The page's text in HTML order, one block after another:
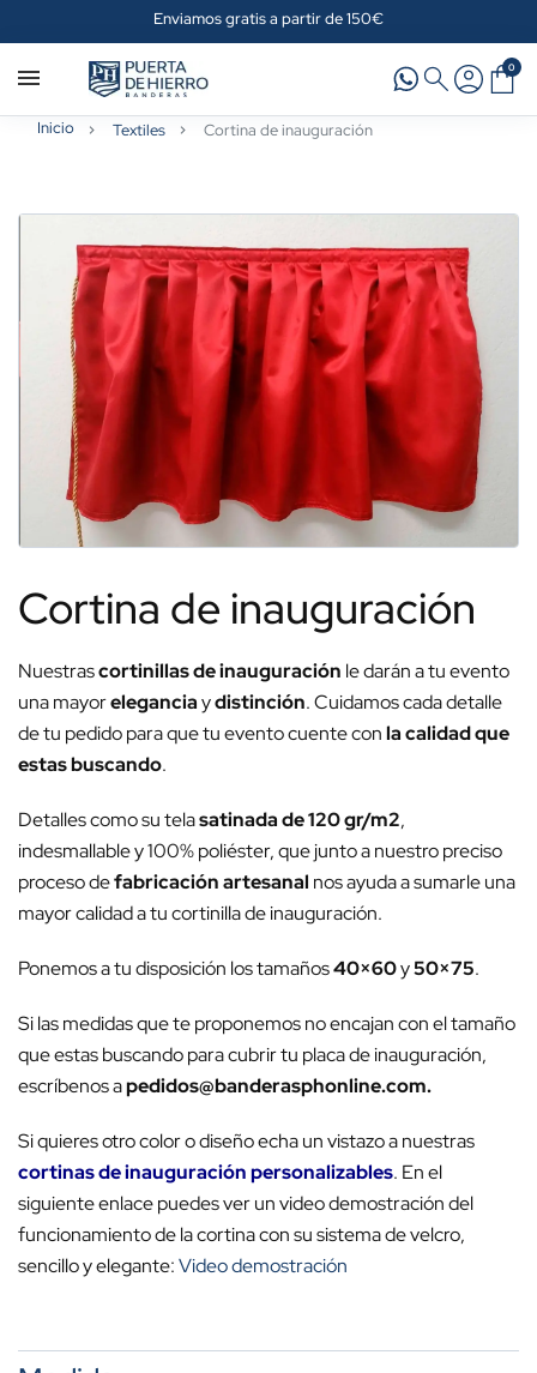
Enviamos gratis a partir de 150€
0
Inicio Textiles Cortina de inauguración
Cortina de inauguración
Nuestrascortinillas de inauguración le darán a tu evento
una mayoreleganciaydistinción. Cuidamos cada detalle
de tu pedido para que tu evento cuente conla calidad que
estas buscando.
Detalles como su telasatinada de 120 gr/m2,
indesmallable y 100% poliéster, que junto a nuestro preciso
proceso defabricación artesanal nos ayuda a sumarle una
mayor calidad a tu cortinilla de inauguración.
Ponemos a tu disposición los tamaños40×60y50×75.
Si las medidas que te proponemos no encajan con el tamaño
que estas buscando para cubrir tu placa de inauguración,
escríbenos apedidos@banderasphonline.com.
Si quieres otro color o diseño echa un vistazo a nuestras
cortinas de inauguración personalizables. En el
siguiente enlace puedes ver un video demostración del
funcionamiento de la cortina con su sistema de velcro,
sencillo y elegante:Video demostración